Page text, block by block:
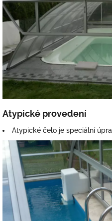
Atypické provedení
Atypické čelo je speciální